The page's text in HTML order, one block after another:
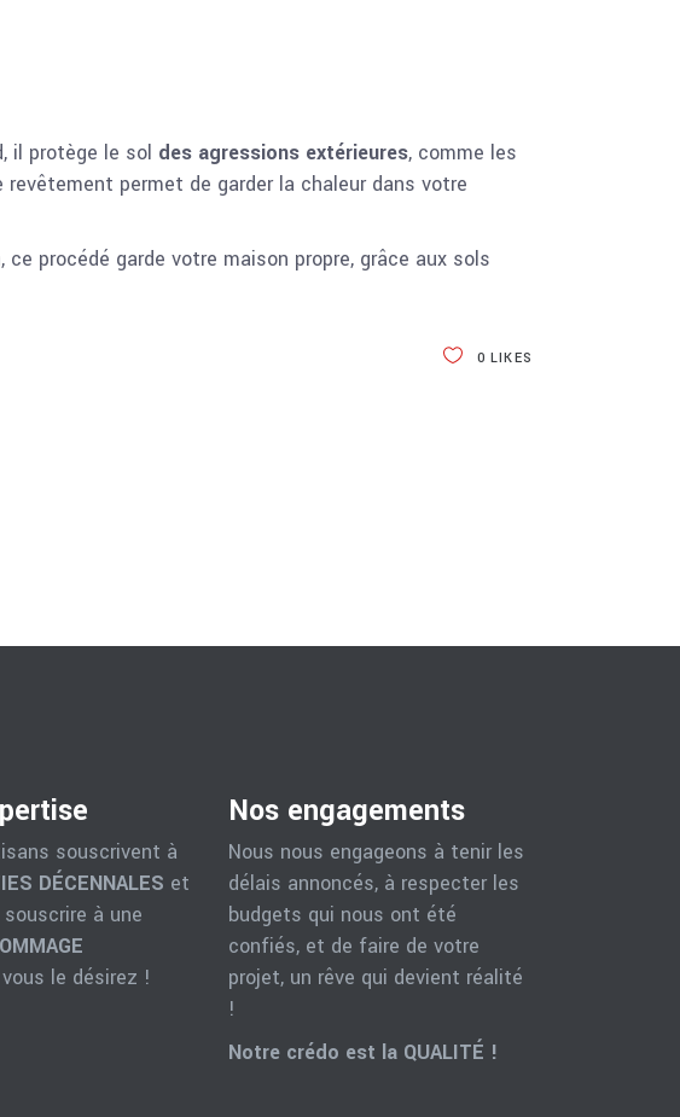
il protège le sol des agressions extérieures, comme les
permet de garder la chaleur dans votre
procédé garde votre maison propre, grâce aux sols
0 LIKES
souscrivent à
DÉCENNALES et
à une
le désirez !
Nos engagements
Nous nous engageons à tenir les
délais annoncés, à respecter les
budgets qui nous ont été
confiés, et de faire de votre
projet, un rêve qui devient réalité
!
Notre crédo est la QUALITÉ !